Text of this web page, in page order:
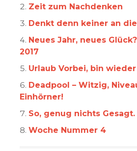
Zeit zum Nachdenken
Denkt denn keiner an die
Neues Jahr, neues
2017
Urlaub Vorbei, bin
Deadpool – Witzig,
Einhörner!
So, genug nichts Gesagt.
Woche Nummer 4